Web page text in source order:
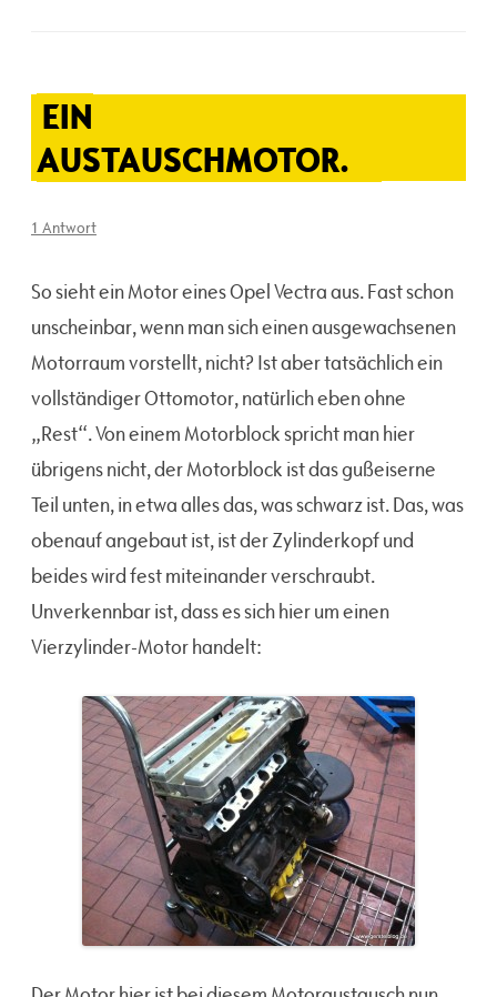
EIN
AUSTAUSCHMOTOR.
1 Antwort
So sieht ein Motor eines Opel Vectra aus. Fast schon
unscheinbar, wenn man sich einen ausgewachsenen
Motorraum vorstellt, nicht? Ist aber tatsächlich ein
vollständiger Ottomotor, natürlich eben ohne
„Rest“. Von einem Motorblock spricht man hier
übrigens nicht, der Motorblock ist das gußeiserne
Teil unten, in etwa alles das, was schwarz ist. Das, was
obenauf angebaut ist, ist der Zylinderkopf und
beides wird fest miteinander verschraubt.
Unverkennbar ist, dass es sich hier um einen
Vierzylinder-Motor handelt: